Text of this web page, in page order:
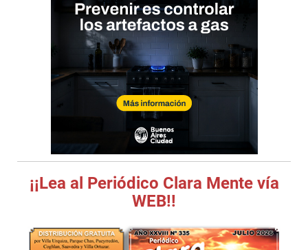
¡¡Lea al Periódico Clara Mente vía
WEB!!